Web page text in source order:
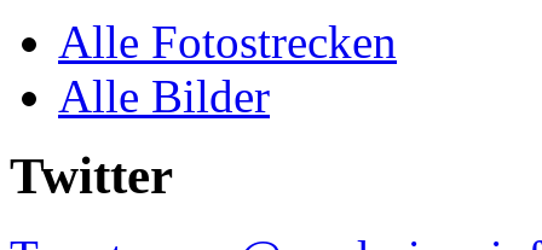
Alle Fotostrecken
Alle Bilder
Twitter